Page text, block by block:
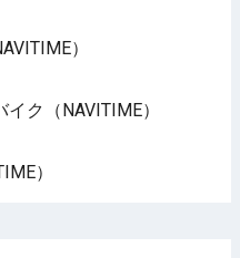
）
ク（NAVITIME）
）